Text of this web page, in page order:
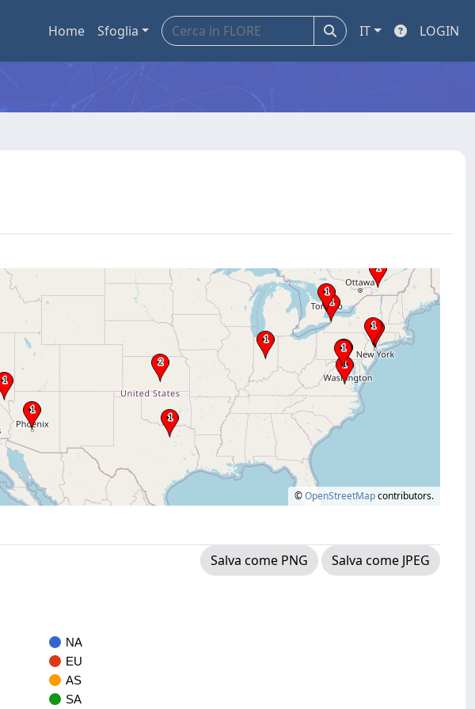
Home Sfoglia IT LOGIN
©OpenStreetMapcontributors.
Salva come PNG
Salva come JPEG
NA
EU
AS
SA